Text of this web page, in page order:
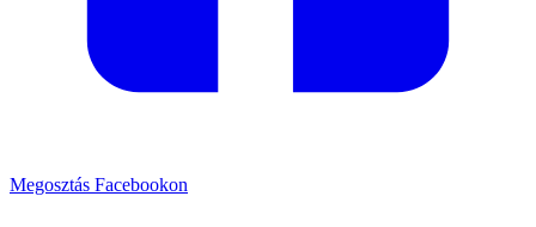
Megosztás Facebookon